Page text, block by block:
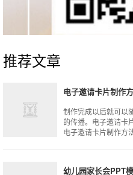
推荐文章
电子邀请卡片制作
制作完成以后就可以
的传播。电子邀请
电子邀请卡片制作方